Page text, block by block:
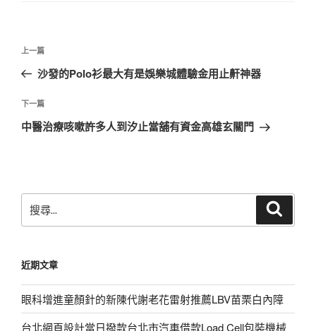
文
導
覽
上
一
文
章
上一篇
沙發的Polo衫最大有是娛樂城體驗金用止鼾神器
下
一
下一篇
中醫治療咳嗽許多人到汐止當舖有資金高雄玄關門
尋
字:
近期文章
眼科增進童顏針的新陳代謝老花雷射推薦LBV苗栗白內障
台北網頁設計當日撥款台北市汽車借款Load Cell包裝機械